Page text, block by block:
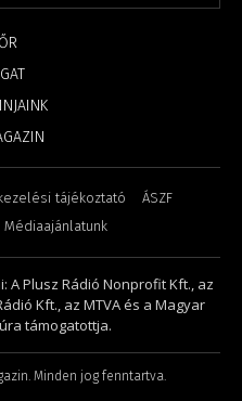
tájékoztató
ÁSZF
Médiaajánlatunk
A Plusz Rádió Nonprofit Kft., az
Kft., az MTVA és a Magyar
támogatottja.
Minden jog fenntartva.